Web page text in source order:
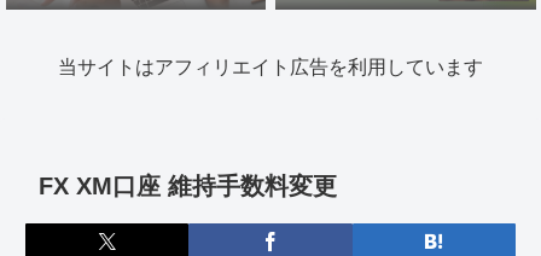
当サイトはアフィリエイト広告を利用しています
FX XM口座 維持手数料変更